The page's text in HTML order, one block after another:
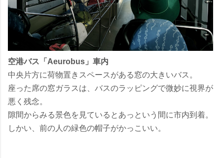
空港バス「Aeurobus」車内
中央片方に荷物置きスペースがある窓の大きいバス。
座った席の窓ガラスは、バスのラッピングで微妙に視界が
悪く残念。
隙間からみる景色を見ているとあっという間に市内到着。
しかい、前の人の緑色の帽子がかっこいい。